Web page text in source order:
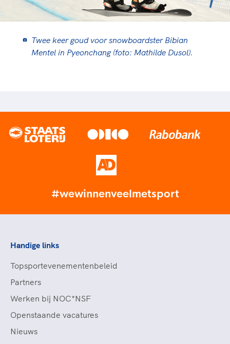
Twee keer goud voor snowboardster Bibian
Mentel in Pyeonchang (foto: Mathilde Dusol).
#wewinnenveelmetsport
Handige links
Topsportevenementenbeleid
Partners
Werken bij NOC*NSF
Openstaande vacatures
Nieuws